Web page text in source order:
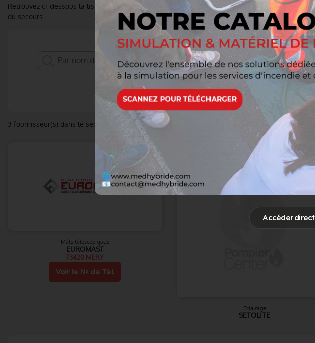
Accéder
Retrouvez ci-dessous la liste complète des fournisseurs, distributeurs et fabricants de
du secours.
Choisissez le type de recherche que vous
ou
Trouver
3 fournisseur(s) dans le secteur
Mâts télescopiques
EUROMAST
73420 MÉRY
Voir le № de Tél.
Eclairage
SETOLITE